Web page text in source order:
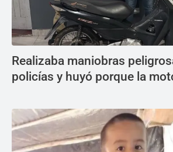
Realizaba maniobras
policías y huyó porque la